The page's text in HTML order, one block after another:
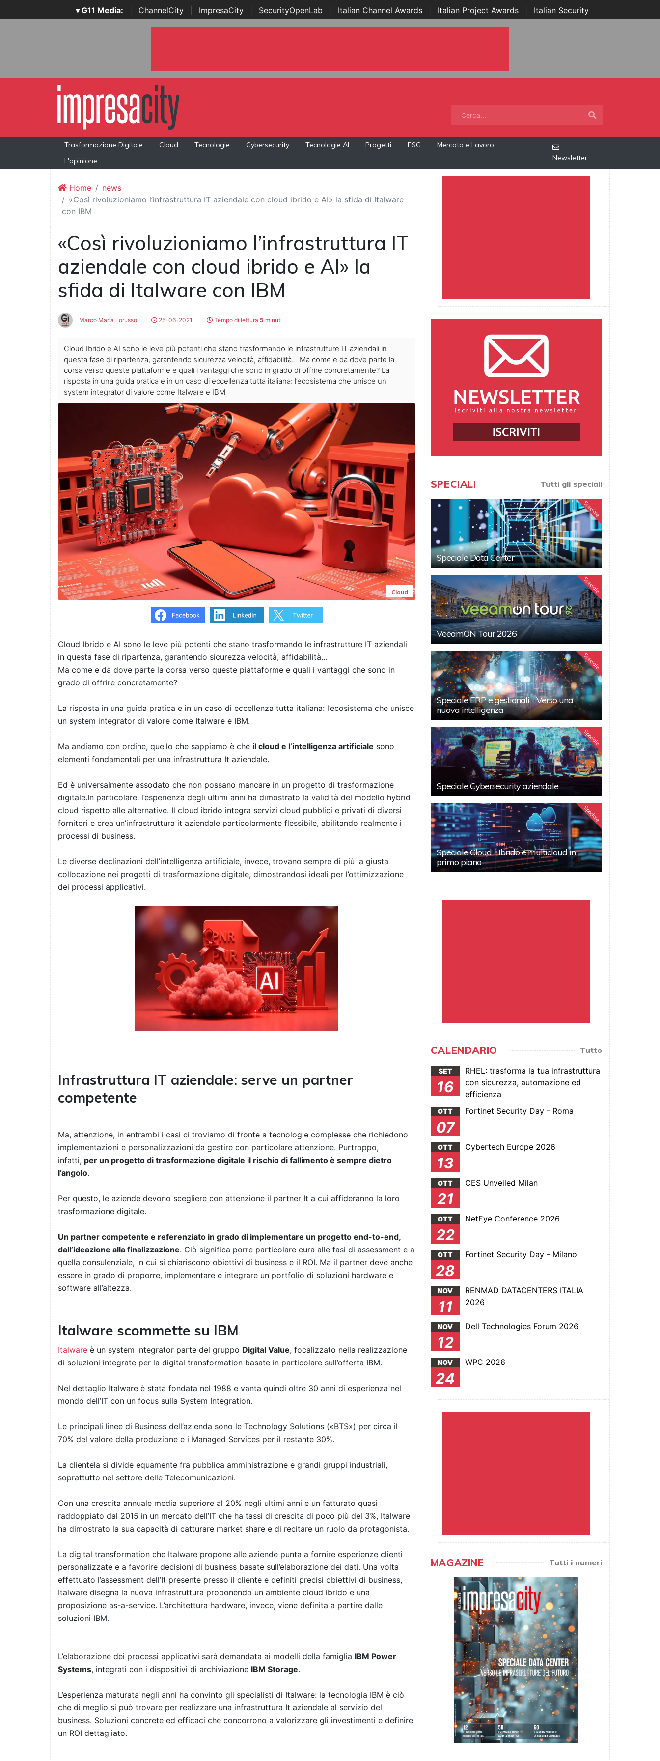
▾ G11 Media: ChannelCity ImpresaCity SecurityOpenLab Italian Channel Awards Italian Project Awards
Italian Security
Awards | ...
Trasformazione Digitale Cloud Tecnologie Cybersecurity Tecnologie AI Progetti ESG
Mercato e Lavoro
L'opinione
Newsletter
Home
news
«Così rivoluzioniamo l’infrastruttura IT aziendale con cloud ibrido e AI» la sfida di Italware
con IBM
«Così rivoluzioniamo l’infrastruttura IT
aziendale con cloud ibrido e AI» la
sfida di Italware con IBM
Marco Maria Lorusso 25-06-2021 Tempo di lettura 5 minuti
Cloud Ibrido e AI sono le leve più potenti che stano trasformando le infrastrutture IT aziendali in
questa fase di ripartenza, garantendo sicurezza velocità, affidabilità… Ma come e da dove parte la
corsa verso queste piattaforme e quali i vantaggi che sono in grado di offrire concretamente? La
risposta in una guida pratica e in un caso di eccellenza tutta italiana: l’ecosistema che unisce un
system integrator di valore come Italware e IBM
Cloud
Cloud Ibrido e AI sono le leve più potenti che stano trasformando le infrastrutture IT aziendali
in questa fase di ripartenza, garantendo sicurezza velocità, affidabilità…
Ma come e da dove parte la corsa verso queste piattaforme e quali i vantaggi che sono in
grado di offrire concretamente?
La risposta in una guida pratica e in un caso di eccellenza tutta italiana: l’ecosistema che unisce
un system integrator di valore come Italware e IBM.
Ma andiamo con ordine, quello che sappiamo è che il cloud e l’intelligenza artificiale sono
elementi fondamentali per una infrastruttura It aziendale.
Ed è universalmente assodato che non possano mancare in un progetto di trasformazione
digitale.In particolare, l’esperienza degli ultimi anni ha dimostrato la validità del modello hybrid
cloud rispetto alle alternative. Il cloud ibrido integra servizi cloud pubblici e privati di diversi
fornitori e crea un’infrastruttura it aziendale particolarmente flessibile, abilitando realmente i
processi di business.
Le diverse declinazioni dell’intelligenza artificiale, invece, trovano sempre di più la giusta
collocazione nei progetti di trasformazione digitale, dimostrandosi ideali per l’ottimizzazione
dei processi applicativi.
Infrastruttura IT aziendale: serve un partner
competente
Ma, attenzione, in entrambi i casi ci troviamo di fronte a tecnologie complesse che richiedono
implementazioni e personalizzazioni da gestire con particolare attenzione. Purtroppo,
infatti, per un progetto di trasformazione digitale il rischio di fallimento è sempre dietro
l’angolo.
Per questo, le aziende devono scegliere con attenzione il partner It a cui affideranno la loro
trasformazione digitale.
Un partner competente e referenziato in grado di implementare un progetto end-to-end,
dall’ideazione alla finalizzazione. Ciò significa porre particolare cura alle fasi di assessment e a
quella consulenziale, in cui si chiariscono obiettivi di business e il ROI. Ma il partner deve anche
essere in grado di proporre, implementare e integrare un portfolio di soluzioni hardware e
software all’altezza.
Italware scommette su IBM
Italware è un system integrator parte del gruppo Digital Value, focalizzato nella realizzazione
di soluzioni integrate per la digital transformation basate in particolare sull’offerta IBM.
Nel dettaglio Italware è stata fondata nel 1988 e vanta quindi oltre 30 anni di esperienza nel
mondo dell’IT con un focus sulla System Integration.
Le principali linee di Business dell’azienda sono le Technology Solutions («BTS») per circa il
70% del valore della produzione e i Managed Services per il restante 30%.
La clientela si divide equamente fra pubblica amministrazione e grandi gruppi industriali,
soprattutto nel settore delle Telecomunicazioni.
Con una crescita annuale media superiore al 20% negli ultimi anni e un fatturato quasi
raddoppiato dal 2015 in un mercato dell’IT che ha tassi di crescita di poco più del 3%, Italware
ha dimostrato la sua capacità di catturare market share e di recitare un ruolo da protagonista.
La digital transformation che Italware propone alle aziende punta a fornire esperienze clienti
personalizzate e a favorire decisioni di business basate sull’elaborazione dei dati. Una volta
effettuato l’assessment dell’It presente presso il cliente e definiti precisi obiettivi di business,
Italware disegna la nuova infrastruttura proponendo un ambiente cloud ibrido e una
proposizione as-a-service. L’architettura hardware, invece, viene definita a partire dalle
soluzioni IBM.
L’elaborazione dei processi applicativi sarà demandata ai modelli della famiglia IBM Power
Systems, integrati con i dispositivi di archiviazione IBM Storage.
L’esperienza maturata negli anni ha convinto gli specialisti di Italware: la tecnologia IBM è ciò
che di meglio si può trovare per realizzare una infrastruttura It aziendale al servizio del
business. Soluzioni concrete ed efficaci che concorrono a valorizzare gli investimenti e definire
un ROI dettagliato.
SPECIALI Tutti gli speciali
Speciale
Speciale Data Center
Speciale
VeeamON Tour 2026
Speciale
Speciale ERP e gestionali - Verso una
nuova intelligenza
Speciale
Speciale Cybersecurity aziendale
Speciale
Speciale Cloud - Ibrido e multicloud in
primo piano
CALENDARIO Tutto
SET
16
RHEL: trasforma la tua infrastruttura
con sicurezza, automazione ed
efficienza
OTT
07
Fortinet Security Day - Roma
OTT
13
Cybertech Europe 2026
OTT
21
CES Unveiled Milan
OTT
22
NetEye Conference 2026
OTT
28
Fortinet Security Day - Milano
NOV
11
RENMAD DATACENTERS ITALIA
2026
NOV
12
Dell Technologies Forum 2026
NOV
24
WPC 2026
MAGAZINE Tutti i numeri